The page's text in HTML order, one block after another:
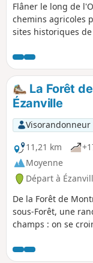
Flâner le long de
chemins agricoles
sites historiques
La Forêt
Ézanville
Visorandonneur
11,21 km
Moyenne
Départ à
De la Forêt de
sous-Forêt, une
champs : on se